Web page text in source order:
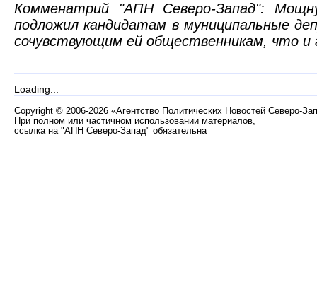
Комменатрий "АПН Северо-Запад":
подложил кандидатам в муниципальные
сочувствующим ей общественникам, что и
Loading...
Copyright © 2006-2026 «Агентство Политических Новостей Северо-
При полном или частичном использовании материалов,
ссылка на "АПН Северо-Запад" обязательна